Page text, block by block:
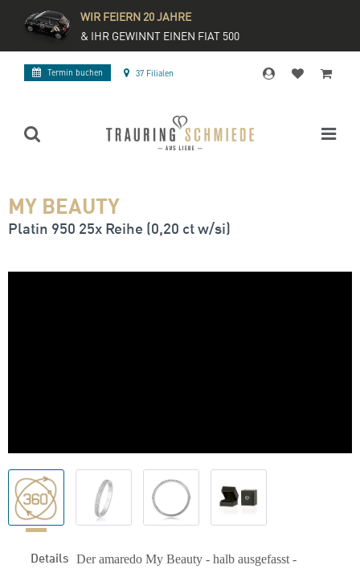
WIR FEIERN 20 JAHRE
& IHR GEWINNT EINEN FIAT 500
Termin buchen 37 Filialen
MY BEAUTY
Platin 950 25x Reihe (0,20 ct w/si)
Details Der amaredo My Beauty - halb ausgefasst -